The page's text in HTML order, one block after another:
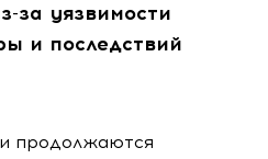
за уязвимости
и последствий
продолжаются